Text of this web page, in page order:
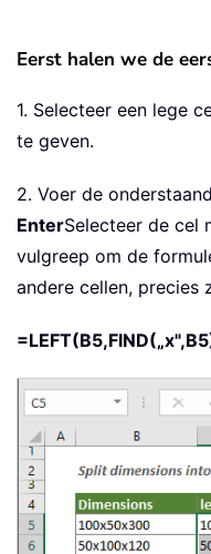
Eerst halen we de
1. Selecteer een lege
te geven.
2. Voer de
EnterSelecteer de cel
vulgreep om de
andere cellen, precies